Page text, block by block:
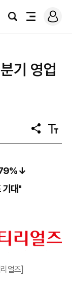
검
전
로
그
기 영업
공
유
텍
스
기대"
얼즈]